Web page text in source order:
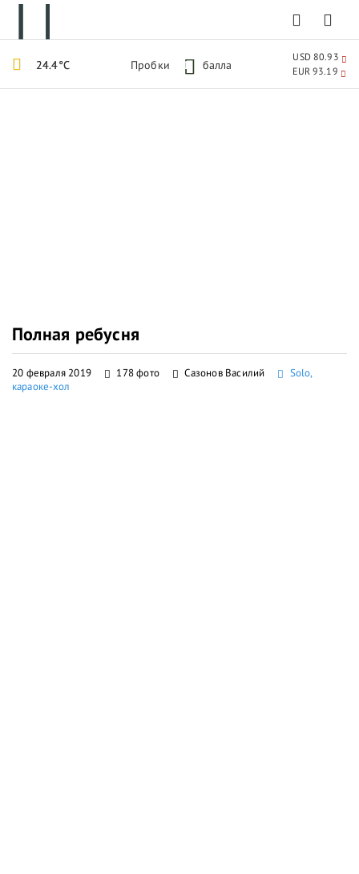
Полная ребусня
20 февраля 2019 178 фото Сазонов Василий
Solo,
караоке-хол
24.4°C Пробки 1 балла
USD 80.93
EUR 93.19